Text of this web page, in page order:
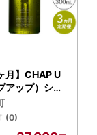
月】CHAP U
アップ）シャ
(0)